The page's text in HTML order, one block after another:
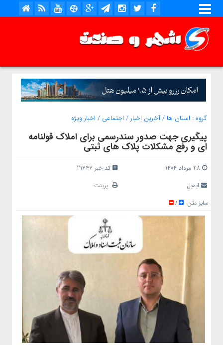
گروه : استان ها /آخرین اخبار / اجتماعی / اخبار ویژه
پیگیری جهت صدور سندرسمی برای املاک قولنامه
ای و رفع مشکلات پلاک های ثبتی
28 مرداد 1404
کد خبر 21747
ایمیل
پرینت
سایز متن
/